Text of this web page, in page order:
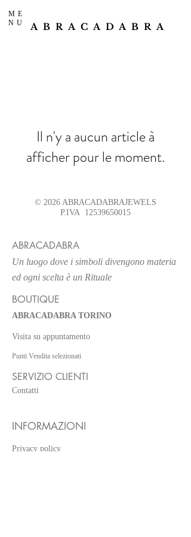
ME
NU
ABRACADABRA
Il n'y a aucun article à
afficher pour le moment.
© 2026 ABRACADABRAJEWELS
P.IVA 12539650015
ABRACADABRA
Un luogo dove i simboli divengono materia
ed ogni scelta è un Rituale
BOUTIQUE
ABRACADABRA TORINO
Visita su appuntamento
Punti Vendita selezionati
SERVIZIO CLIENTI
Contatti
INFORMAZIONI
Privacy policy